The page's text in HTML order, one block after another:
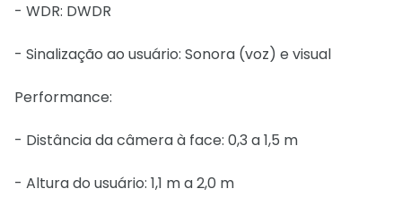
- WDR: DWDR
- Sinalização ao usuário: Sonora (voz) e visual
Performance:
- Distância da câmera à face: 0,3 a 1,5 m
- Altura do usuário: 1,1 m a 2,0 m